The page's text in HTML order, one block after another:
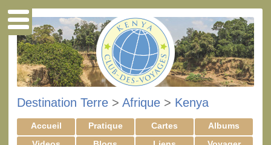
Destination Terre > Afrique > Kenya
Accueil Pratique Cartes
Albums